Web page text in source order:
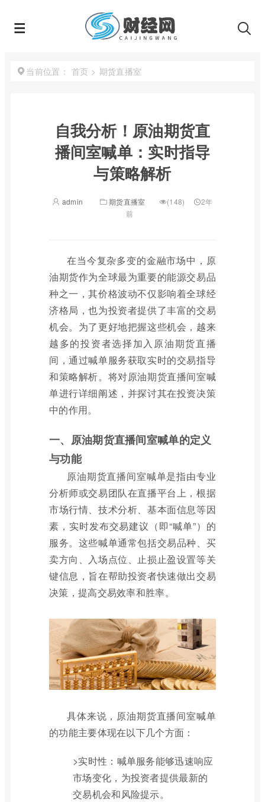
当前位置： 首页 > 期货直播室
自我分析！原油期货直
播间室喊单：实时指导
与策略解析
admin 期货直播室 (148)
2年
前
在当今复杂多变的金融市场中，原
油期货作为全球最为重要的能源交易品
种之一，其价格波动不仅影响着全球经
济格局，也为投资者提供了丰富的交易
机会。为了更好地把握这些机会，越来
越多的投资者选择加入原油期货直播
间，通过喊单服务获取实时的交易指导
和策略解析。将对原油期货直播间室喊
单进行详细阐述，并探讨其在投资决策
中的作用。
一、原油期货直播间室喊单的定义
与功能
原油期货直播间室喊单是指由专业
分析师或交易团队在直播平台上，根据
市场行情、技术分析、基本面信息等因
素，实时发布交易建议（即“喊单”）的
服务。这些喊单通常包括交易品种、买
卖方向、入场点位、止损止盈设置等关
键信息，旨在帮助投资者快速做出交易
决策，提高交易效率和胜率。
具体来说，原油期货直播间室喊单
的功能主要体现在以下几个方面：
>实时性：喊单服务能够迅速响应
市场变化，为投资者提供最新的
交易机会和风险提示。